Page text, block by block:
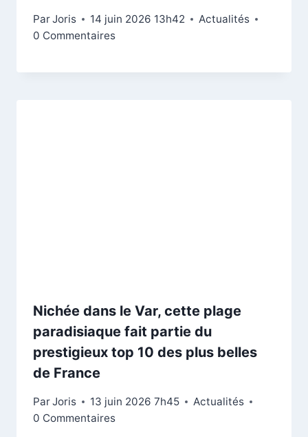
ParJoris 14 juin 2026 13h42
Actualités
0 Commentaires
Nichée dans le Var, cette plage
paradisiaque fait partie du
prestigieux top 10 des plus belles
de France
ParJoris 13 juin 2026 7h45
Actualités
0 Commentaires